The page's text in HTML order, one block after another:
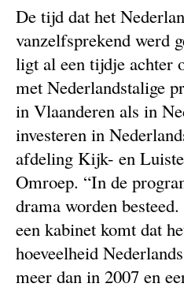
De tijd dat het
vanzelfsprekend werd
ligt al een tijdje achter
met Nederlandstalige
in Vlaanderen als in
investeren in
afdeling Kijk- en
Omroep. “In de
drama worden
een kabinet komt dat
hoeveelheid
meer dan in 2007 en